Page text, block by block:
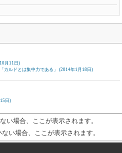
月11日)
カルドとは集中力である」 (2014年1月18日)
日)
い場合、ここが表示されます。
い場合、ここが表示されます。